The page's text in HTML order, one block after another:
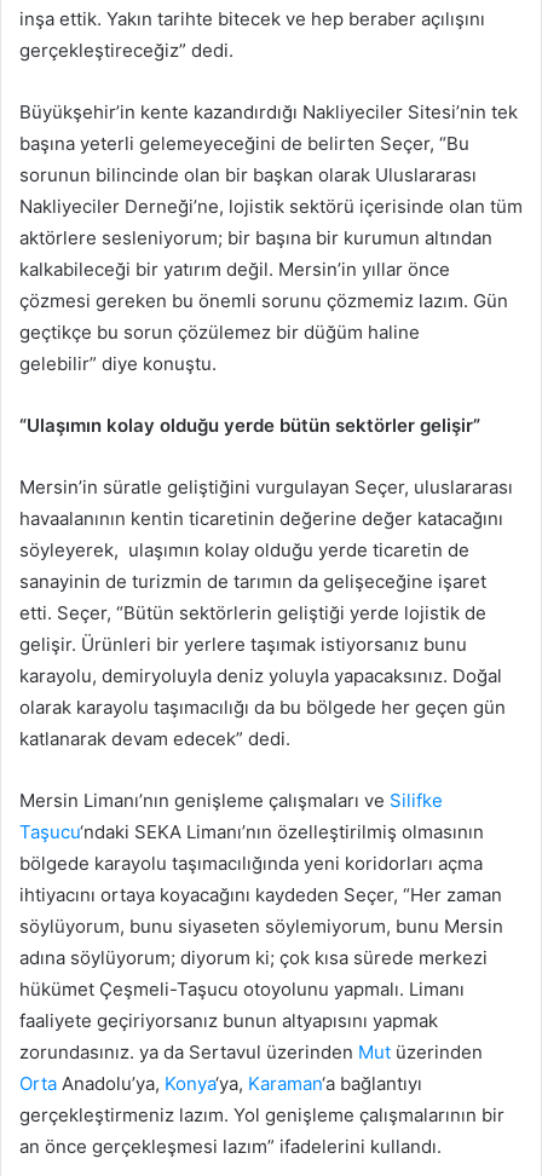
inşa ettik. Yakın tarihte bitecek ve hep beraber açılışını
gerçekleştireceğiz” dedi.
Büyükşehir’in kente kazandırdığı Nakliyeciler Sitesi’nin tek
başına yeterli gelemeyeceğini de belirten Seçer, “Bu
sorunun bilincinde olan bir başkan olarak Uluslararası
Nakliyeciler Derneği’ne, lojistik sektörü içerisinde olan tüm
aktörlere sesleniyorum; bir başına bir kurumun altından
kalkabileceği bir yatırım değil. Mersin’in yıllar önce
çözmesi gereken bu önemli sorunu çözmemiz lazım. Gün
geçtikçe bu sorun çözülemez bir düğüm haline
gelebilir” diye konuştu.
“Ulaşımın kolay olduğu yerde bütün sektörler gelişir”
Mersin’in süratle geliştiğini vurgulayan Seçer, uluslararası
havaalanının kentin ticaretinin değerine değer katacağını
söyleyerek, ulaşımın kolay olduğu yerde ticaretin de
sanayinin de turizmin de tarımın da gelişeceğine işaret
etti. Seçer, “Bütün sektörlerin geliştiği yerde lojistik de
gelişir. Ürünleri bir yerlere taşımak istiyorsanız bunu
karayolu, demiryoluyla deniz yoluyla yapacaksınız. Doğal
olarak karayolu taşımacılığı da bu bölgede her geçen gün
katlanarak devam edecek” dedi.
Mersin Limanı’nın genişleme çalışmaları ve Silifke
Taşucu‘ndaki SEKA Limanı’nın özelleştirilmiş olmasının
bölgede karayolu taşımacılığında yeni koridorları açma
ihtiyacını ortaya koyacağını kaydeden Seçer, “Her zaman
söylüyorum, bunu siyaseten söylemiyorum, bunu Mersin
adına söylüyorum; diyorum ki; çok kısa sürede merkezi
hükümet Çeşmeli-Taşucu otoyolunu yapmalı. Limanı
faaliyete geçiriyorsanız bunun altyapısını yapmak
zorundasınız. ya da Sertavul üzerinden Mut üzerinden
Orta Anadolu’ya, Konya‘ya, Karaman‘a bağlantıyı
gerçekleştirmeniz lazım. Yol genişleme çalışmalarının bir
an önce gerçekleşmesi lazım” ifadelerini kullandı.